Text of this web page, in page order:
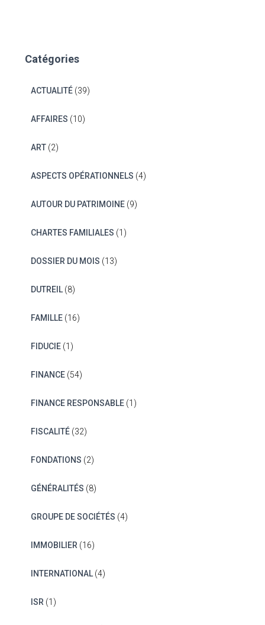
Catégories
ACTUALITÉ(39)
AFFAIRES (10)
ART(2)
ASPECTS OPÉRATIONNELS (4)
AUTOUR DU PATRIMOINE(9)
CHARTES FAMILIALES (1)
DOSSIER DU MOIS (13)
DUTREIL(8)
FAMILLE(16)
FIDUCIE(1)
FINANCE(54)
FINANCE RESPONSABLE(1)
FISCALITÉ(32)
FONDATIONS (2)
GÉNÉRALITÉS (8)
GROUPE DE SOCIÉTÉS (4)
IMMOBILIER (16)
INTERNATIONAL(4)
ISR (1)